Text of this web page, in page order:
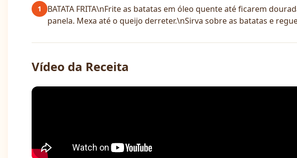
1
BATATA FRITA\nFrite as batatas em óleo quente até ficarem
panela. Mexa até o queijo derreter.\nSirva sobre as batatas e
Vídeo da Receita